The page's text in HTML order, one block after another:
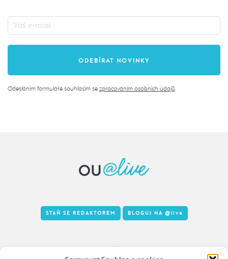
Odesláním formuláře souhlasím se zpracováním osobních údajů.
STAŇ SE REDAKTOREM BLOGUJ NA @live